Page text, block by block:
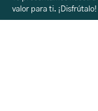
valor para ti. ¡Disfrútalo!